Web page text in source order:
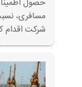
حصول
مسافری،
شرکت اقدام